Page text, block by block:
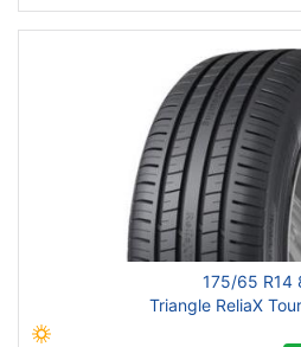
175/65 R14
Triangle ReliaX